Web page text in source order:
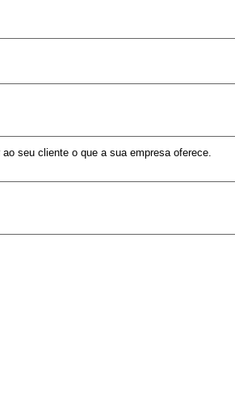
seu cliente o que a sua empresa oferece.